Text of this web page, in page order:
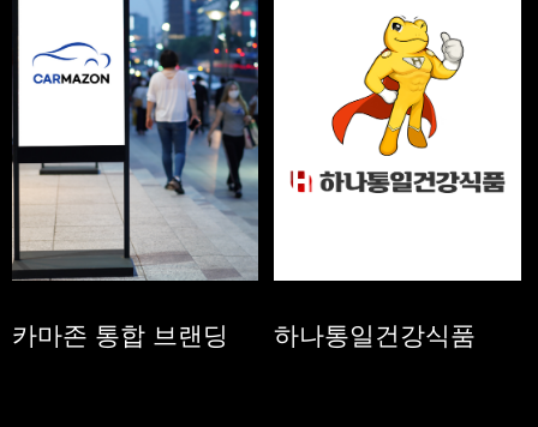
카마존 통합 브랜딩 하나통일건강식품